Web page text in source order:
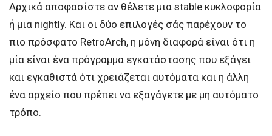
Αρχικά αποφασίστε αν θέλετε μια stable κυκλοφορία
ή μια nightly. Και οι δύο επιλογές σάς παρέχουν το
πιο πρόσφατο RetroArch, η μόνη διαφορά είναι ότι η
μία είναι ένα πρόγραμμα εγκατάστασης που εξάγει
και εγκαθιστά ότι χρειάζεται αυτόματα και η άλλη
ένα αρχείο που πρέπει να εξαγάγετε με μη αυτόματο
τρόπο.